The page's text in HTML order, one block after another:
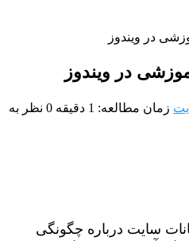
در ویندوز
در ویندوز
زمان مطالعه: 1 دقیقه 0 نظر
به
سایت درباره چگونگی